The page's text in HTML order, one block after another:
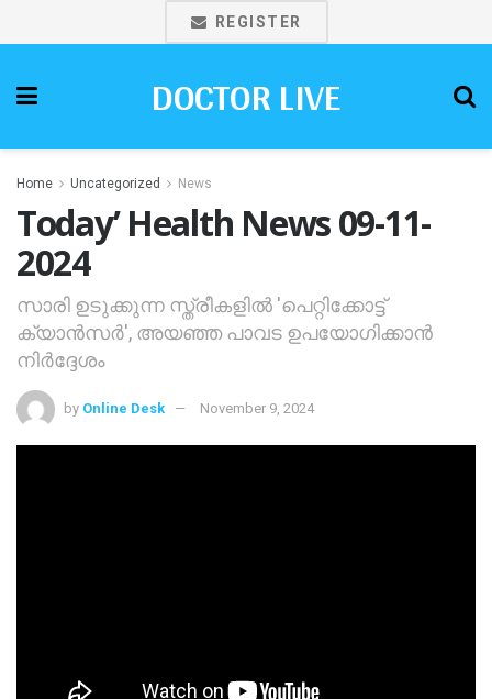
REGISTER
DOCTOR LIVE
Home Uncategorized News
Today’ Health News 09-11-
2024
സാരി ഉടുക്കുന്ന സ്ത്രീകളില്‍ 'പെറ്റിക്കോട്ട്
ക്യാന്‍സര്‍', അയഞ്ഞ പാവട ഉപയോഗിക്കാന്‍
നിര്‍ദ്ദേശം
by Online Desk November 9, 2024